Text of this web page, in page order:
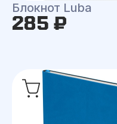
Блокнот Luba
285 ₽